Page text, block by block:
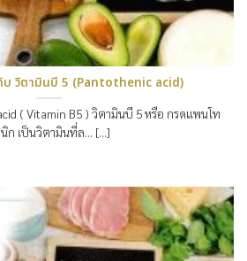
บ วิตามินบี 5 (Pantothenic acid)
( Vitamin B5 ) วิตามินบี 5 หรือ กรดแพนโท
นิก เป็นวิตามินที่ล… [...]